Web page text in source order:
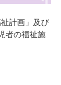
計画」及び
者の福祉施